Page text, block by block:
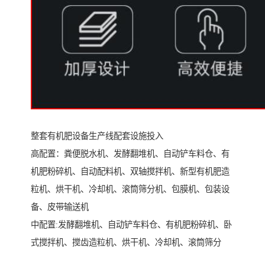
整套有机肥设备生产线配套设施投入
高配置：粪便脱水机、发酵翻堆机、自动铲车料仓、有
机肥粉碎机、自动配料机、双轴搅拌机、新型有机肥造
粒机、烘干机、冷却机、滚筒筛分机、包膜机、包装设
备、皮带输送机
中配置:发酵翻堆机、自动铲车料仓、有机肥粉碎机、卧
式搅拌机、搅齿造粒机、烘干机、冷却机、滚筒筛分